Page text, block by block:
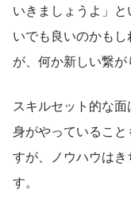
いきましょうよ」
いでも良いのかも
が、何か新しい繋が
スキルセット的な
身がやっているこ
すが、ノウハウは
す。